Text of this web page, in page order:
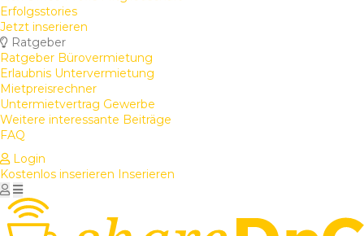
Erfolgsstories
Jetzt inserieren
Ratgeber
Ratgeber Bürovermietung
Erlaubnis Untervermietung
Mietpreisrechner
Untermietvertrag Gewerbe
Weitere interessante Beiträge
FAQ
Login
Kostenlos inserieren Inserieren